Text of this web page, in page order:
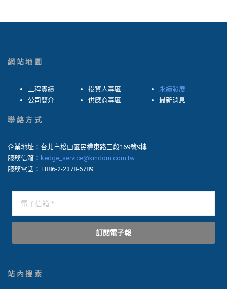
網站地圖
工程實績
公司簡介
投資人專區
供應商專區
永續發展
最新消息
聯絡方式
企業地址：台北市松山區民權東路三段169號9樓
服務信箱： kedge_service@kindom.com.tw
服務電話：+886-2-2378-6789
訂閱電子報
站內搜索